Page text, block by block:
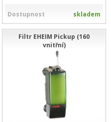
Dostupnost skladem
Filtr EHEIM Pickup (160
vnitřní)